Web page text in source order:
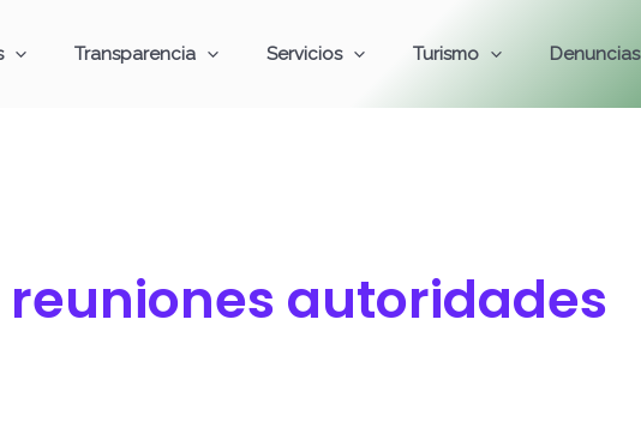
Transparencia Servicios Turismo Denuncias
reuniones autoridades